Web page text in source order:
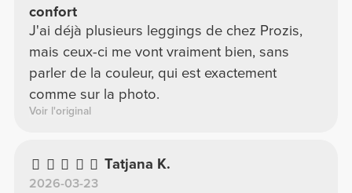
confort
J'ai déjà plusieurs leggings de chez Prozis,
mais ceux-ci me vont vraiment bien, sans
parler de la couleur, qui est exactement
comme sur la photo.
Voir l'original
Tatjana K.
2026-03-23